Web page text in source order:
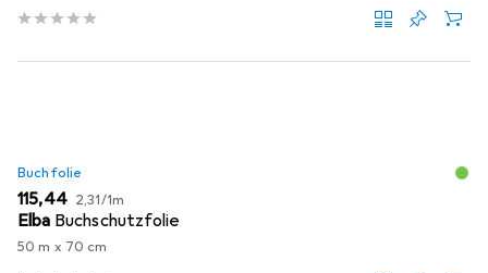
Buchfolie
EUR
115,44 EUR
2,31/1m
Elba Buchschutzfolie
50 m x 70 cm